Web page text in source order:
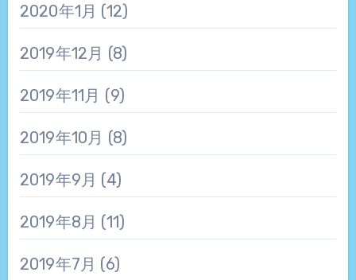
2020年1月 (12)
2019年12月 (8)
2019年11月 (9)
2019年10月 (8)
2019年9月 (4)
2019年8月 (11)
2019年7月 (6)